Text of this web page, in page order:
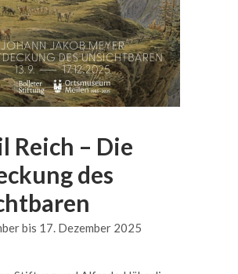
Reich – Die
des
bis 17. Dezember 2025